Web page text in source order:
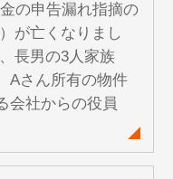
の申告漏れ指摘の
が亡くなりまし
長男の3人家族
Aさん所有の物件
会社からの役員